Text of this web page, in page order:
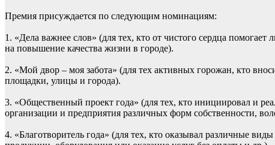
Премия присуждается по следующим номинациям:
1. «Дела важнее слов» (для тех, кто от чистого сердца
на повышение качества жизни в городе).
2. «Мой двор – моя забота» (для тех активных горожан, кто
площадки, улицы и города).
3. «Общественный проект года» (для тех, кто инициировал и
организации и предприятия различных форм собственности,
4. «Благотворитель года» (для тех, кто оказывал различные